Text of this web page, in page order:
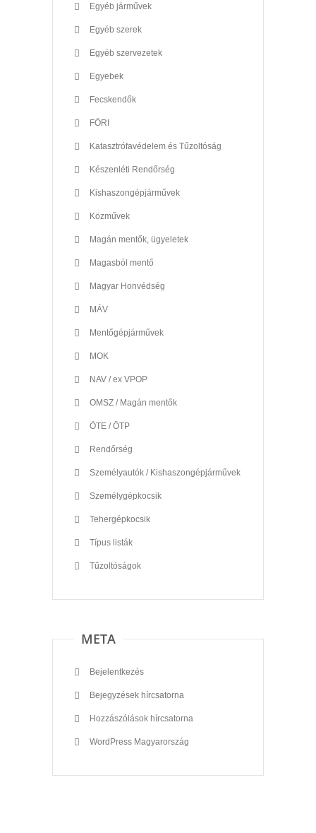
Egyéb járművek
Egyéb szerek
Egyéb szervezetek
Egyebek
Fecskendők
FÖRI
Katasztrófavédelem és Tűzoltóság
Készenléti Rendőrség
Kishaszongépjárművek
Közművek
Magán mentők, ügyeletek
Magasból mentő
Magyar Honvédség
MÁV
Mentőgépjárművek
MOK
NAV / ex VPOP
OMSZ / Magán mentők
ÖTE / ÖTP
Rendőrség
Személyautók / Kishaszongépjárművek
Személygépkocsik
Tehergépkocsik
Típus listák
Tűzoltóságok
META
Bejelentkezés
Bejegyzések hírcsatorna
Hozzászólások hírcsatorna
WordPress Magyarország